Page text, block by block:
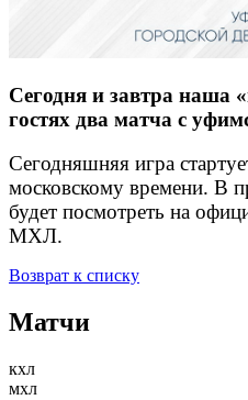
Сегодня и завтра наша
гостях два матча с
Сегодняшняя игра
московскому времени. В
будет посмотреть на
МХЛ.
Возврат к списку
Матчи
кхл
мхл